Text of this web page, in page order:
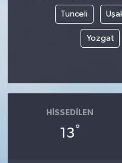
Tunceli
Yozgat
HISSEDILEN
13°